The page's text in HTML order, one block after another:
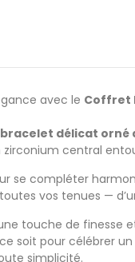
avec le Coffret
bracelet délicat orné
zirconium central
se compléter
vos tenues —
touche de finesse
ce soit pour célébrer
simplicité.